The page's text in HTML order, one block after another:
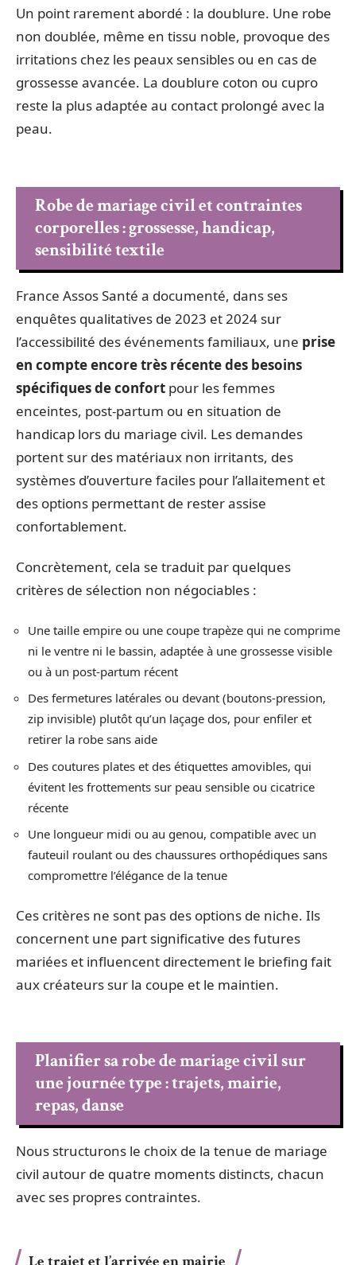
Un point rarement abordé : la doublure. Une robe
non doublée, même en tissu noble, provoque des
irritations chez les peaux sensibles ou en cas de
grossesse avancée. La doublure coton ou cupro
reste la plus adaptée au contact prolongé avec la
peau.
Robe de mariage civil et contraintes
corporelles : grossesse, handicap,
sensibilité textile
France Assos Santé a documenté, dans ses
enquêtes qualitatives de 2023 et 2024 sur
l’accessibilité des événements familiaux, une prise
en compte encore très récente des besoins
spécifiques de confort pour les femmes
enceintes, post-partum ou en situation de
handicap lors du mariage civil. Les demandes
portent sur des matériaux non irritants, des
systèmes d’ouverture faciles pour l’allaitement et
des options permettant de rester assise
confortablement.
Concrètement, cela se traduit par quelques
critères de sélection non négociables :
Une taille empire ou une coupe trapèze qui ne comprime
ni le ventre ni le bassin, adaptée à une grossesse visible
ou à un post-partum récent
Des fermetures latérales ou devant (boutons-pression,
zip invisible) plutôt qu’un laçage dos, pour enfiler et
retirer la robe sans aide
Des coutures plates et des étiquettes amovibles, qui
évitent les frottements sur peau sensible ou cicatrice
récente
Une longueur midi ou au genou, compatible avec un
fauteuil roulant ou des chaussures orthopédiques sans
compromettre l’élégance de la tenue
Ces critères ne sont pas des options de niche. Ils
concernent une part significative des futures
mariées et influencent directement le briefing fait
aux créateurs sur la coupe et le maintien.
Planifier sa robe de mariage civil sur
une journée type : trajets, mairie,
repas, danse
Nous structurons le choix de la tenue de mariage
civil autour de quatre moments distincts, chacun
avec ses propres contraintes.
Le trajet et l’arrivée en mairie